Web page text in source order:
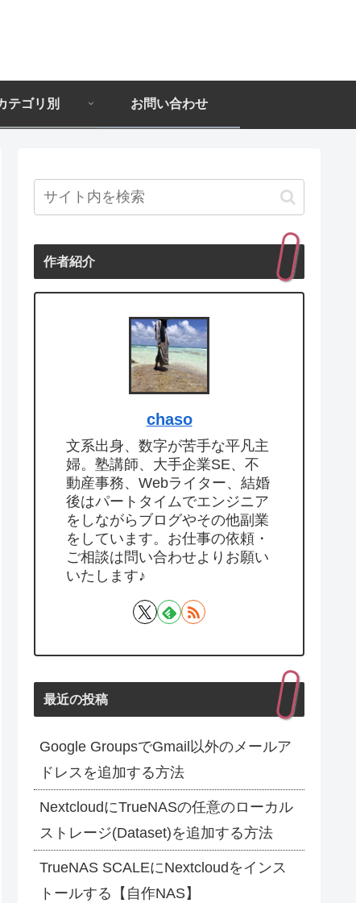
テゴリ別 お問い合わせ
作者紹介
chaso
文系出身、数字が苦手な平凡主
婦。塾講師、大手企業SE、不
動産事務、Webライター、結婚
後はパートタイムでエンジニア
をしながらブログやその他副業
をしています。お仕事の依頼・
ご相談は問い合わせよりお願い
いたします♪
最近の投稿
Google GroupsでGmail以外のメールア
ドレスを追加する方法
NextcloudにTrueNASの任意のローカル
ストレージ(Dataset)を追加する方法
TrueNAS SCALEにNextcloudをインス
トールする【自作NAS】